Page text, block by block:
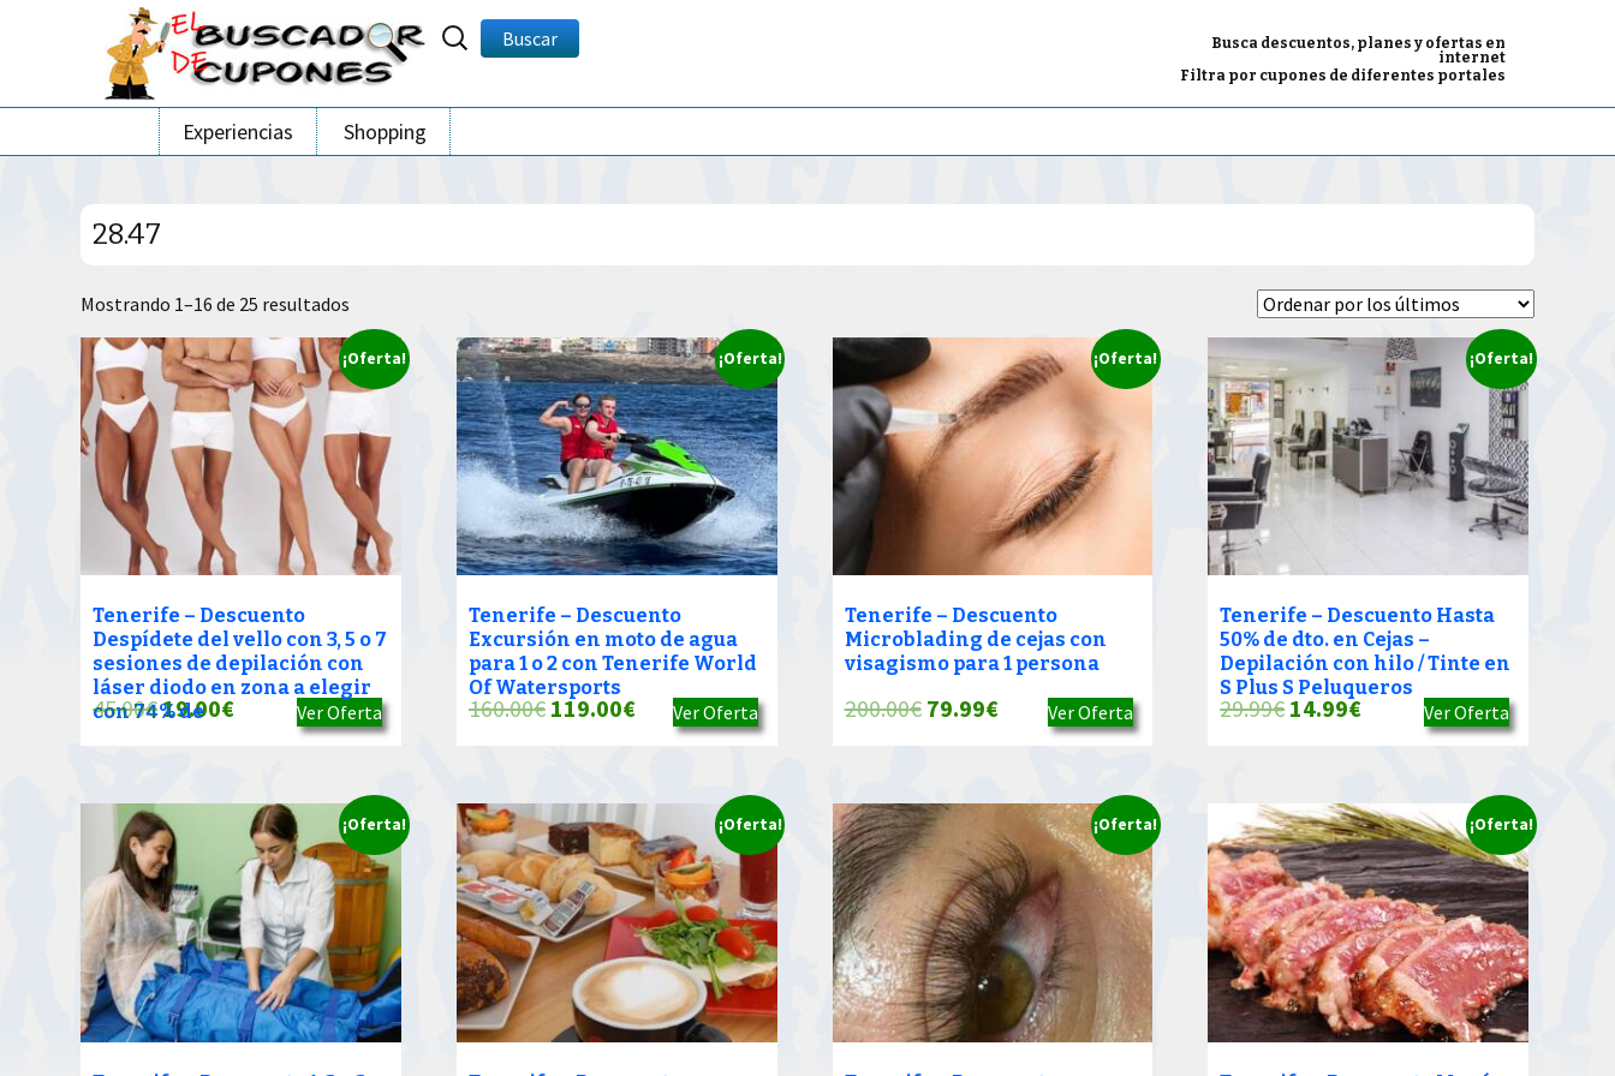
Busca descuentos, planes y ofertas en
internet
Filtra por cupones de diferentes portales
Buscar
por:
Buscar
Ir
al
Experiencias Shopping
28.47
Mostrando 1–16 de 25 resultados
por
los
últimos
¡Oferta!
Tenerife – Descuento
Despídete del vello con 3, 5 o 7
sesiones de depilación con
láser diodo en zona a elegir
con 74% de
45.00€El
era:
45.00€.
19.00€El
es:
19.00€.
Ver Oferta
¡Oferta!
Tenerife – Descuento
Excursión en moto de agua
para 1 o 2 con Tenerife World
Of Watersports
160.00€ El
precio
era:
160.00€.
119.00€El
precio
es:
119.00€.
Ver Oferta
¡Oferta!
Tenerife – Descuento
Microblading de cejas con
visagismo para 1 persona
200.00€ El
era:
200.00€.
79.99€El
precio
79.99€.
Ver Oferta
¡Oferta!
Tenerife – Descuento Hasta
50% de dto. en Cejas –
Depilación con hilo / Tinte en
S Plus S Peluqueros
29.99€ El
era:
29.99€.
14.99€El
precio
es:
14.99€.
Ver Oferta
¡Oferta! ¡Oferta! ¡Oferta! ¡Oferta!